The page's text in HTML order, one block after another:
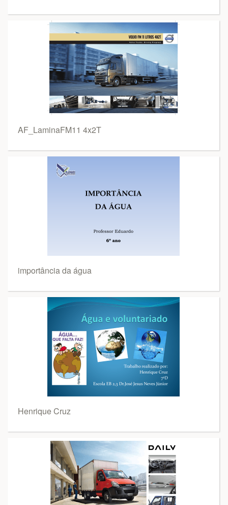
AF_LaminaFM11 4x2T
importância da água
Henrique Cruz